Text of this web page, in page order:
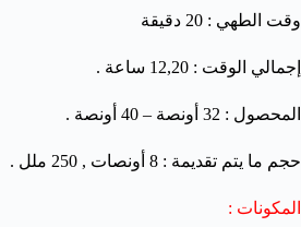
وقت الطهي : 20 دقيقة
إجمالي الوقت : 12,20 ساعة .
المحصول : 32 أونصة – 40 أونصة .
حجم ما يتم تقديمة : 8 أونصات , 250 ملل .
المكونات :